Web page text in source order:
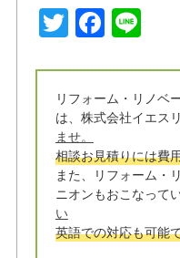
T
w
it
t
e
r
F
a
c
e
b
o
o
k
Li
e
リフォーム・リノベ
は、株式会社イエス
ませ。
相談お見積りには費
また、リフォーム・
ニオンもおこなって
い
英語での対応も可能